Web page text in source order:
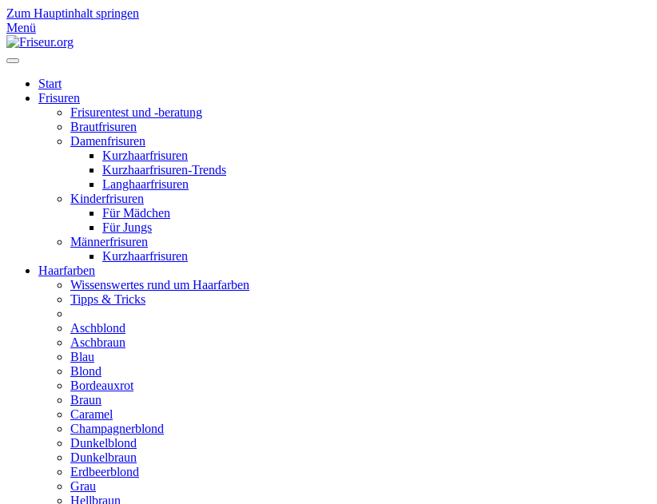
Zum Hauptinhalt springen
Menü
Start
Frisuren
Frisurentest und -beratung
Brautfrisuren
Damenfrisuren
Kurzhaarfrisuren
Kurzhaarfrisuren-Trends
Langhaarfrisuren
Kinderfrisuren
Für Mädchen
Für Jungs
Männerfrisuren
Kurzhaarfrisuren
Haarfarben
Wissenswertes rund um Haarfarben
Tipps & Tricks
Aschblond
Aschbraun
Blau
Blond
Bordeauxrot
Braun
Caramel
Champagnerblond
Dunkelblond
Dunkelbraun
Erdbeerblond
Grau
Hellbraun